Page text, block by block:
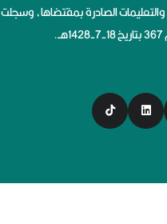
30-1-1412هــ والتعليمات الصادرة بمقتضاها، وسجلت